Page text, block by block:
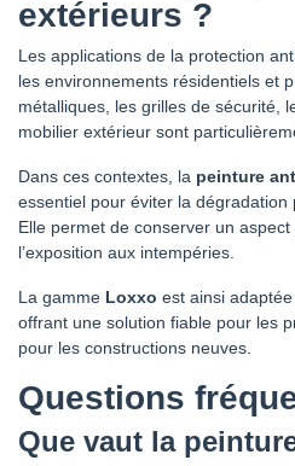
extérieurs ?
Les applications de la protection
les environnements résidentiels et
métalliques, les grilles de sécurité,
mobilier extérieur sont
Dans ces contextes, la peinture
essentiel pour éviter la
Elle permet de conserver un
l’exposition aux intempéries.
La gamme Loxxo est ainsi
offrant une solution fiable pour les
pour les constructions neuves.
Questions
Que vaut la